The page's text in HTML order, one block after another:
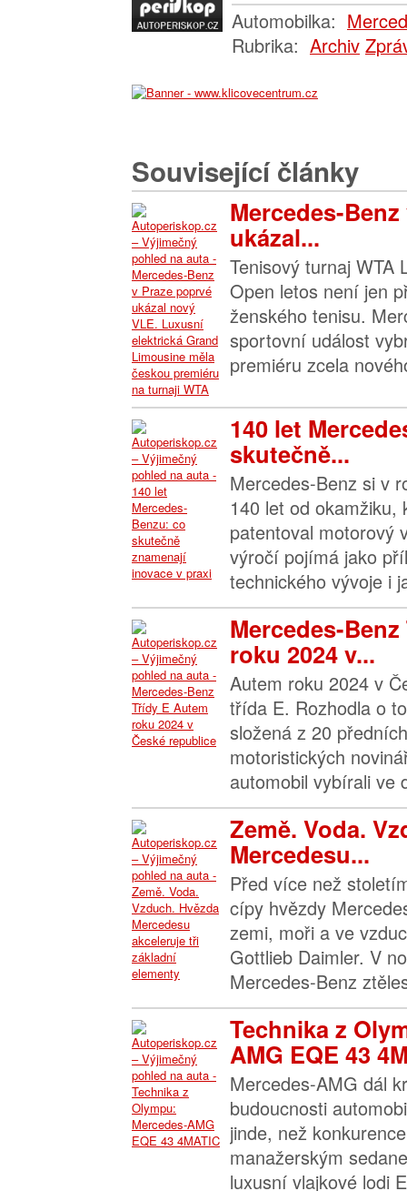
Automobilka:
Rubrika: Archiv
Související články
Mercedes-
ukázal...
Tenisový turnaj WTA
Open letos není jen
ženského tenisu.
sportovní událost
premiéru zcela
140 let
skutečně...
Mercedes-Benz si v
140 let od okamžiku,
patentoval motorový
výročí pojímá jako
technického vývoje i
Mercedes-
roku 2024 v...
Autem roku 2024 v
třída E. Rozhodla o
složená z 20
motoristických
automobil vybírali ve
Země. Voda.
Mercedesu...
Před více než
cípy hvězdy
zemi, moři a ve
Gottlieb Daimler. V
Mercedes‑Benz
Technika z
AMG EQE 43
Mercedes-AMG dál
budoucnosti
jinde, než
manažerským
luxusní vlajkové lodi